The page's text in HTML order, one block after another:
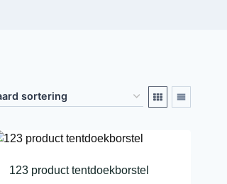
123 product tentdoekborstel